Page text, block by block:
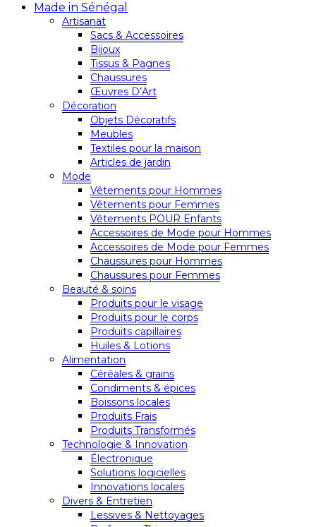
Made in Sénégal
Artisanat
Sacs & Accessoires
Bijoux
Tissus & Pagnes
Chaussures
Œuvres D’Art
Décoration
Objets Décoratifs
Meubles
Textiles pour la maison
Articles de jardin
Mode
Vêtements pour Hommes
Vêtements pour Femmes
Vêtements POUR Enfants
Accessoires de Mode pour Hommes
Accessoires de Mode pour Femmes
Chaussures pour Hommes
Chaussures pour Femmes
Beauté & soins
Produits pour le visage
Produits pour le corps
Produits capillaires
Huiles & Lotions
Alimentation
Céréales & grains
Condiments & épices
Boissons locales
Produits Frais
Produits Transformés
Technologie & Innovation
Électronique
Solutions logicielles
Innovations locales
Divers & Entretien
Lessives & Nettoyages